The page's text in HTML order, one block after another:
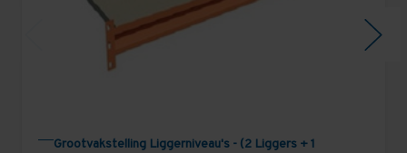
Grootvakstelling Liggerniveau's - (2 Liggers + 1